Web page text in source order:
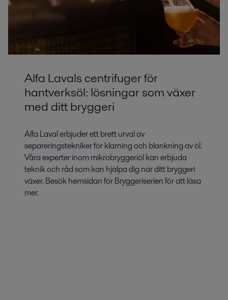
Alfa Lavals centrifuger för
hantverksöl: lösningar som växer
med ditt bryggeri
Alfa Laval erbjuder ett brett urval av
separeringstekniker för klarning och blankning av öl.
Våra experter inom mikrobryggeriöl kan erbjuda
teknik och råd som kan hjälpa dig när ditt bryggeri
växer. Besök hemsidan för Bryggeriserien för att läsa
mer.